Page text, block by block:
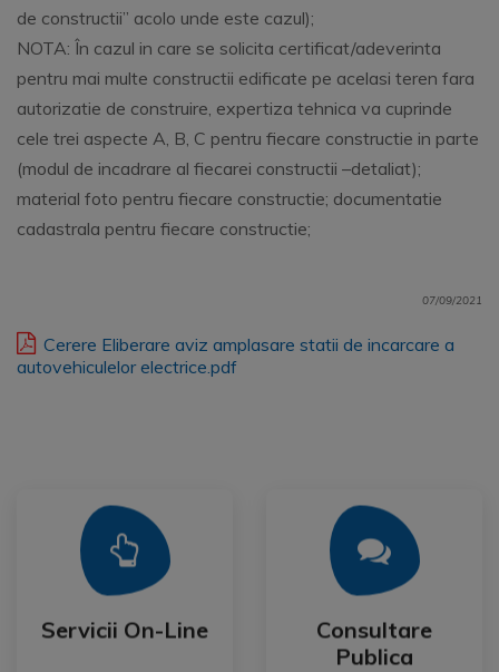
de constructii” acolo unde este cazul);
NOTA: În cazul in care se solicita certificat/adeverinta
pentru mai multe constructii edificate pe acelasi teren fara
autorizatie de construire, expertiza tehnica va cuprinde
cele trei aspecte A, B, C pentru fiecare constructie in parte
(modul de incadrare al fiecarei constructii –detaliat);
material foto pentru fiecare constructie; documentatie
cadastrala pentru fiecare constructie;
07/09/2021
Cerere Eliberare aviz amplasare statii de incarcare a
autovehiculelor electrice.pdf
Servicii On-Line
Servicii On-Line
Mai Mult
Consultare
Publica
Consultare
Publica
Mai Mult